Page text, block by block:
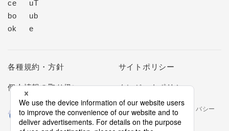
各種規約・方針 サイトポリシー
個人情報の取り扱い クレジットポリシー
当社は個人情報の取扱いを適切に行う企業としてプライバシー
マークの使用を認められた認定業者です。